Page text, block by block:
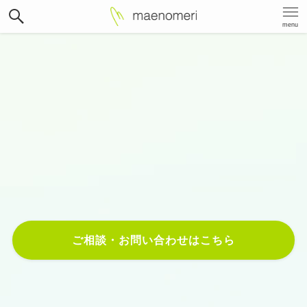
menu
ご相談・お問い合わせはこちら